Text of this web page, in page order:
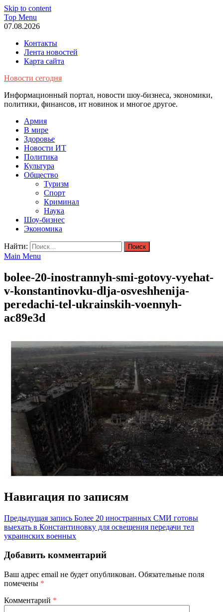
Skip to content
Top Menu
07.08.2026
Контакты
Лента новостей
Карта сайта
Новости сегодня
Информационный портал, новости шоу-бизнеса, экономики,
политики, финансов, ит новинок и многое другое.
Армия
В мире
Здоровье
Новости ИТ
Политика
Культура
Общество
Туризм
Спорт
Криминал
Наука
Шоу-бизнес
Экономика
Найти:
Main Menu
bolee-20-inostrannyh-smi-gotovy-vyehat-
v-konstantinovku-dlja-osveshhenija-
peredachi-tel-ukrainskih-voennyh-
ac89e3d
Навигация по записям
Предыдущая запись Более 20 иностранных СМИ готовы
выехать в Константиновку для освещения передачи тел
украинских военных
Добавить комментарий
Ваш адрес email не будет опубликован. Обязательные поля
помечены *
Комментарий *